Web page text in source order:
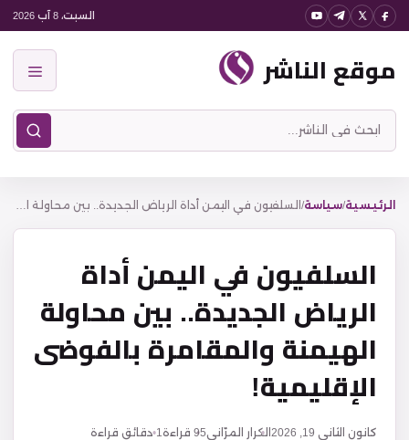
انتقل
المحتوى
السبت، 8 آب 2026
موقع الناشر
ابحث
في
الناشر
الرئيسية/سياسة/ السلفيون في اليمن أداة الرياض الجديدة.. بين محاولة الهيمنة والمقامرة بالفوضى الإقليمية!
السلفيون في اليمن أداة
الرياض الجديدة.. بين محاولة
الهيمنة والمقامرة بالفوضى
الإقليمية!
كانون الثاني 19, 2026 الكرار المرّاني95 قراءة1 دقائق قراءة